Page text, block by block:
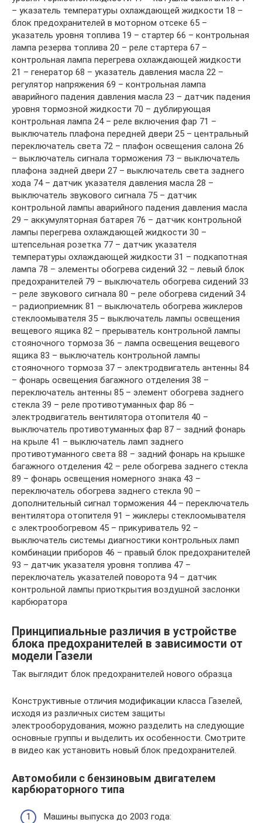
– указатель температуры охлаждающей жидкости 18 –
блок предохранителей в моторном отсеке 65 –
указатель уровня топлива 19 – стартер 66 – контрольная
лампа резерва топлива 20 – реле стартера 67 –
контрольная лампа перегрева охлаждающей жидкости
21 – генератор 68 – указатель давления масла 22 –
регулятор напряжения 69 – контрольная лампа
аварийного падения давления масла 23 – датчик падения
уровня тормозной жидкости 70 – дублирующая
контрольная лампа 24 – реле включения фар 71 –
выключатель плафона передней двери 25 – центральный
переключатель света 72 – плафон освещения салона 26
– выключатель сигнала торможения 73 – выключатель
плафона задней двери 27 – выключатель света заднего
хода 74 – датчик указателя давления масла 28 –
выключатель звукового сигнала 75 – датчик
контрольной лампы аварийного падения давления масла
29 – аккумуляторная батарея 76 – датчик контрольной
лампы перегрева охлаждающей жидкости 30 –
штепсельная розетка 77 – датчик указателя
температуры охлаждающей жидкости 31 – подкапотная
лампа 78 – элементы обогрева сидений 32 – левый блок
предохранителей 79 – выключатель обогрева сидений 33
– реле звукового сигнала 80 – реле обогрева сидений 34
– радиоприемник 81 – выключатель обогрева жиклеров
стеклоомывателя 35 – выключатель лампы освещения
вещевого ящика 82 – прерыватель контрольной лампы
стояночного тормоза 36 – лампа освещения вещевого
ящика 83 – выключатель контрольной лампы
стояночного тормоза 37 – электродвигатель антенны 84
– фонарь освещения багажного отделения 38 –
переключатель антенны 85 – элемент обогрева заднего
стекла 39 – реле противотуманных фар 86 –
электродвигатель вентилятора отопителя 40 –
выключатель противотуманных фар 87 – задний фонарь
на крыле 41 – выключатель ламп заднего
противотуманного света 88 – задний фонарь на крышке
багажного отделения 42 – реле обогрева заднего стекла
89 – фонарь освещения номерного знака 43 –
переключатель обогрева заднего стекла 90 –
дополнительный сигнал торможения 44 – переключатель
вентилятора отопителя 91 – жиклеры стеклоомывателя
с электрообогревом 45 – прикуриватель 92 –
выключатель системы диагностики контрольных ламп
комбинации приборов 46 – правый блок предохранителей
93 – датчик указателя уровня топлива 47 –
переключатель указателей поворота 94 – датчик
контрольной лампы приоткрытия воздушной заслонки
карбюратора
Принципиальные различия в устройстве
блока предохранителей в зависимости от
модели Газели
Так выглядит блок предохранителей нового образца
Конструктивные отличия модификации класса Газелей,
исходя из различных систем защиты
электрооборудования, можно разделить на следующие
основные группы и выделить их особенности. Смотрите
в видео как установить новый блок предохранителей.
Автомобили с бензиновым двигателем
карбюраторного типа
Машины выпуска до 2003 года: